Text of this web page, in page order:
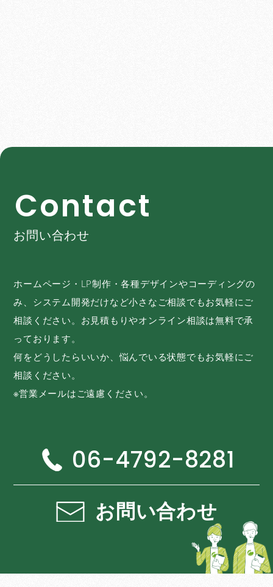
Contact
お問い合わせ
ホームページ・LP制作・各種デザインやコーディングの
み、システム開発だけなど小さなご相談でもお気軽にご
相談ください。お見積もりやオンライン相談は無料で承
っております。
何をどうしたらいいか、悩んでいる状態でもお気軽にご
相談ください。
※営業メールはご遠慮ください。
06-4792-8281
お問い合わせ